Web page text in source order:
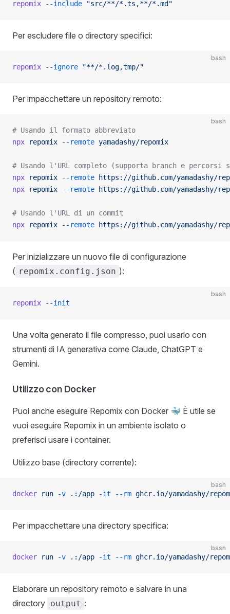
repomix --include "src/**/*.ts,**/*.md"
Per escludere file o directory specifici:
bash
repomix --ignore "**/*.log,tmp/"
Per impacchettare un repository remoto:
bash
# Usando il formato abbreviato
npx repomix --remote yamadashy/repomix
# Usando l'URL completo (supporta branch e
npx repomix --remote https://github.com/yamadashy/
npx repomix --remote https://github.com/yamadashy/
# Usando l'URL di un commit
npx repomix --remote https://github.com/yamadashy/
Per inizializzare un nuovo file di configurazione
( repomix.config.json ):
bash
repomix --init
Una volta generato il file compresso, puoi usarlo con
strumenti di IA generativa come Claude, ChatGPT e
Gemini.
Utilizzo con Docker
Puoi anche eseguire Repomix con Docker 🐳 È utile se
vuoi eseguire Repomix in un ambiente isolato o
preferisci usare i container.
Utilizzo base (directory corrente):
bash
docker run -v .:/app -it --rm ghcr.io/yamadashy/
Per impacchettare una directory specifica:
bash
docker run -v .:/app -it --rm ghcr.io/yamadashy/
Elaborare un repository remoto e salvare in una
directory output :